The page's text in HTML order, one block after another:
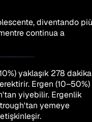
diventando più
continua a
yaklaşık 278 dakika
Ergen (10–50%)
yiyebilir. Ergenlik
yemeye